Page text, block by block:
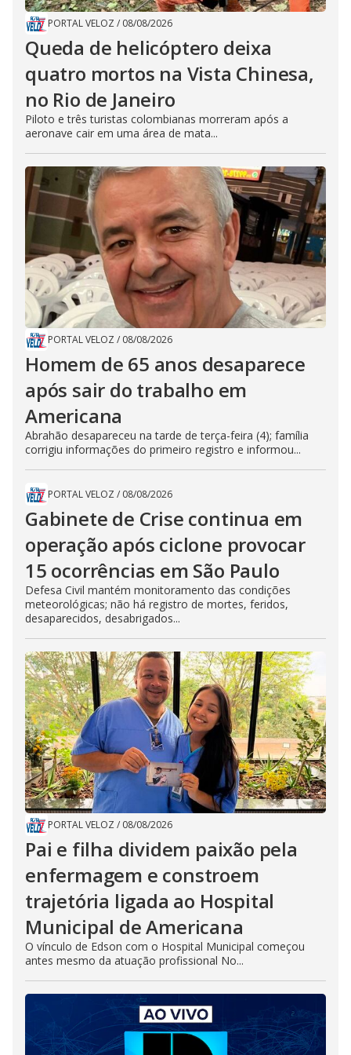
PORTAL VELOZ / 08/08/2026
Queda de helicóptero deixa
quatro mortos na Vista Chinesa,
no Rio de Janeiro
Piloto e três turistas colombianas morreram após a
aeronave cair em uma área de mata...
PORTAL VELOZ / 08/08/2026
Homem de 65 anos desaparece
após sair do trabalho em
Americana
Abrahão desapareceu na tarde de terça-feira (4); família
corrigiu informações do primeiro registro e informou...
PORTAL VELOZ / 08/08/2026
Gabinete de Crise continua em
operação após ciclone provocar
15 ocorrências em São Paulo
Defesa Civil mantém monitoramento das condições
meteorológicas; não há registro de mortes, feridos,
desaparecidos, desabrigados...
PORTAL VELOZ / 08/08/2026
Pai e filha dividem paixão pela
enfermagem e constroem
trajetória ligada ao Hospital
Municipal de Americana
O vínculo de Edson com o Hospital Municipal começou
antes mesmo da atuação profissional No...